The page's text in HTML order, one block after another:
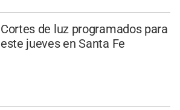
Cortes de luz programados para
este jueves en Santa Fe